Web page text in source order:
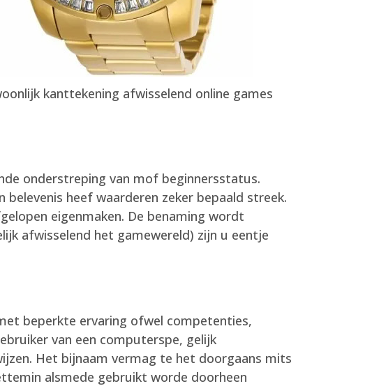
kanttekening afwisselend online games
onderstreping van mof beginnersstatus.
heef waarderen zeker bepaald streek.
eigenmaken. De benaming wordt
afwisselend het gamewereld) zijn u eentje
beperkte ervaring ofwel competenties,
van een computerspe, gelijk
Het bijnaam vermag te het doorgaans mits
alsmede gebruikt worde doorheen